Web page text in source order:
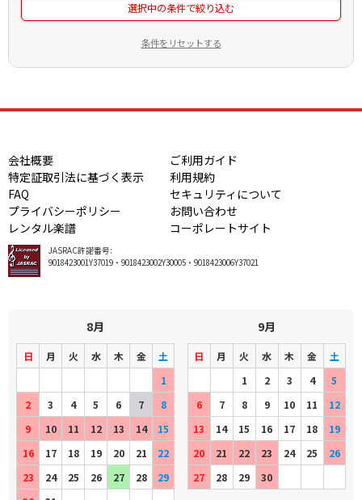
選択中の条件で絞り込む
条件をリセットする
会社概要
ご利用ガイド
特定証取引法に基づく表示
利用規約
FAQ
セキュリティについて
プライバシーポリシー
お問い合わせ
レンタル楽譜
コーポレートサイト
JASRAC許諾番号:
9018423001Y37019・9018423002Y30005・9018423006Y37021
8月
日 月 火 水 木 金
土
1
2
3 4 5 6 7
8
9
10 11 12 13 14
15
16
17 18 19 20 21
22
23
24 25 26 27 28
29
9月
日 月 火 水 木 金
土
1
2 3 4
5
6
7 8 9 10 11
12
13
14 15 16 17 18
19
20
21 22 23 24 25
26
27
28 29 30